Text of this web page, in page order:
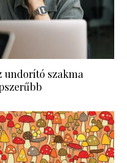
undorító szakma